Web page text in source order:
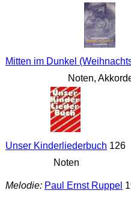
Mitten im Dunkel
Noten,
Unser Kinderliederbuch 126
Noten
Melodie: Paul Ernst Ruppel